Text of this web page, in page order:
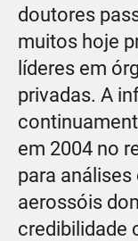
doutores
muitos hoje
líderes em
privadas. A
em 2004 no
para
aerossóis
credibilidade